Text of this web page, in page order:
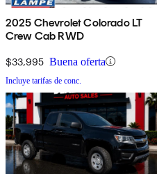
2025 Chevrolet Colorado LT
Crew Cab RWD
$33,995 Buena oferta
Incluye tarifas de conc.